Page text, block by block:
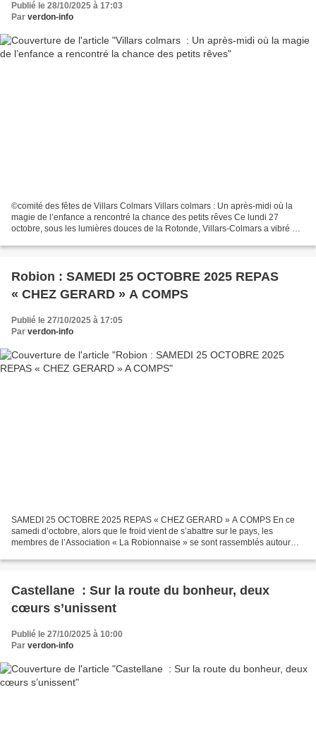
Publié le 28/10/2025 à 17:03
Par verdon-info
©comité des fêtes de Villars Colmars Villars colmars : Un après-midi où la
magie de l’enfance a rencontré la chance des petits rêves Ce lundi 27
octobre, sous les lumières douces de la Rotonde, Villars-Colmars a vibré au
Robion : SAMEDI 25 OCTOBRE 2025 REPAS
« CHEZ GERARD » A COMPS
Publié le 27/10/2025 à 17:05
Par verdon-info
SAMEDI 25 OCTOBRE 2025 REPAS « CHEZ GERARD » A COMPS En ce
samedi d’octobre, alors que le froid vient de s’abattre sur le pays, les
membres de l’Association « La Robionnaise » se sont rassemblés autour
Castellane : Sur la route du bonheur, deux
cœurs s’unissent
Publié le 27/10/2025 à 10:00
Par verdon-info